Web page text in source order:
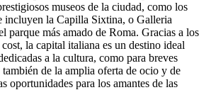
museos de la ciudad, como los
incluyen la Capilla Sixtina, o Galleria
parque más amado de Roma. Gracias a los
la capital italiana es un destino ideal
a la cultura, como para breves
también de la amplia oferta de ocio y de
oportunidades para los amantes de las